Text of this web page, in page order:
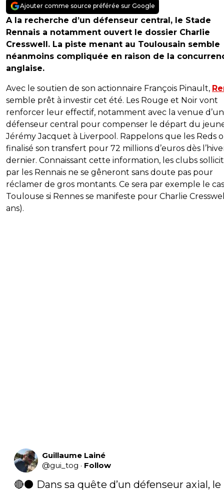
Ajouter comme source préférée sur Google
A la recherche d’un défenseur central, le Stade
Rennais a notamment ouvert le dossier Charlie
Cresswell. La piste menant au Toulousain semble
néanmoins compliquée en raison de la
anglaise.
Avec le soutien de son actionnaire François Pinault,
semble prêt à investir cet été. Les Rouge et Noir vont
renforcer leur effectif, notamment avec la venue d’un
défenseur central pour compenser le départ du
Jérémy Jacquet à Liverpool. Rappelons que les Reds
finalisé son transfert pour 72 millions d’euros dès
dernier. Connaissant cette information, les clubs
par les Rennais ne se gêneront sans doute pas pour
réclamer de gros montants. Ce sera par exemple le
Toulouse si Rennes se manifeste pour Charlie
ans).
Guillaume Lainé
@gui_tog · Follow